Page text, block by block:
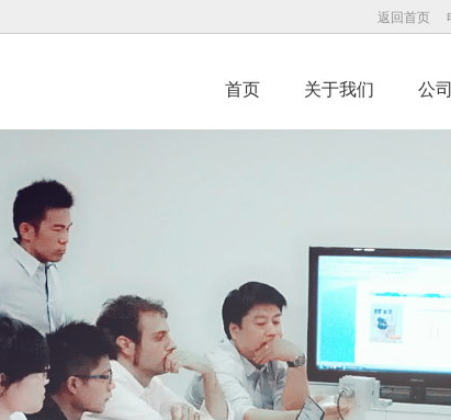
返回首页
首页 关于我们 公